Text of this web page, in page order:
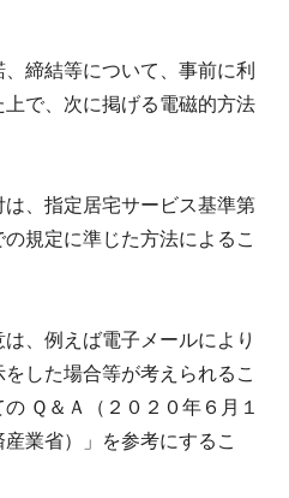
締結等について、事前に利
で、次に掲げる電磁的方法
、指定居宅サービス基準第
規定に準じた方法によるこ
、例えば電子メールにより
した場合等が考えられるこ
Ｑ＆Ａ（２０２０年６月１
業省）」を参考にするこ